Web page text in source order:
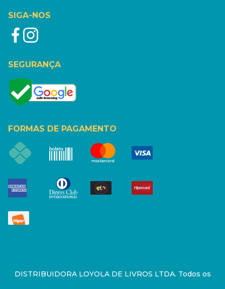
SIGA-NOS
SEGURANÇA
FORMAS DE PAGAMENTO
DISTRIBUIDORA LOYOLA DE LIVROS LTDA. Todos os